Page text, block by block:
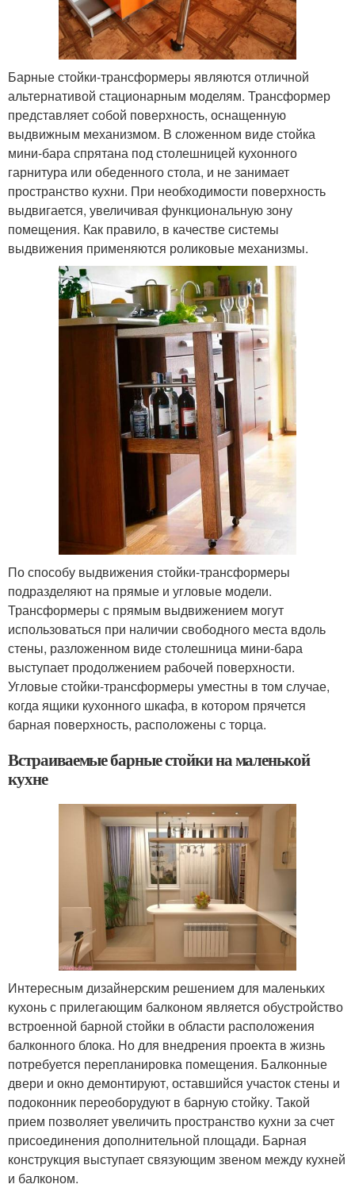
Барные стойки-трансформеры являются отличной
альтернативой стационарным моделям. Трансформер
представляет собой поверхность, оснащенную
выдвижным механизмом. В сложенном виде стойка
мини-бара спрятана под столешницей кухонного
гарнитура или обеденного стола, и не занимает
пространство кухни. При необходимости поверхность
выдвигается, увеличивая функциональную зону
помещения. Как правило, в качестве системы
выдвижения применяются роликовые механизмы.
По способу выдвижения стойки-трансформеры
подразделяют на прямые и угловые модели.
Трансформеры с прямым выдвижением могут
использоваться при наличии свободного места вдоль
стены, разложенном виде столешница мини-бара
выступает продолжением рабочей поверхности.
Угловые стойки-трансформеры уместны в том случае,
когда ящики кухонного шкафа, в котором прячется
барная поверхность, расположены с торца.
Встраиваемые барные стойки на маленькой
кухне
Интересным дизайнерским решением для маленьких
кухонь с прилегающим балконом является обустройство
встроенной барной стойки в области расположения
балконного блока. Но для внедрения проекта в жизнь
потребуется перепланировка помещения. Балконные
двери и окно демонтируют, оставшийся участок стены и
подоконник переоборудуют в барную стойку. Такой
прием позволяет увеличить пространство кухни за счет
присоединения дополнительной площади. Барная
конструкция выступает связующим звеном между кухней
и балконом.